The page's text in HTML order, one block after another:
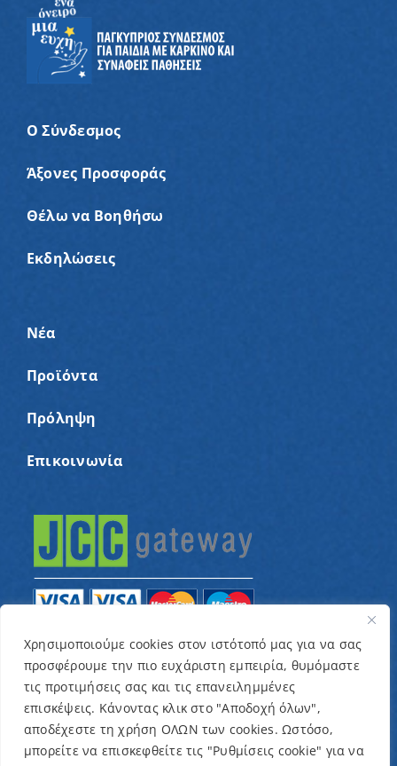
Χρησιμοποιούμε cookies στον ιστότοπό μας για να σας
προσφέρουμε την πιο ευχάριστη εμπειρία, θυμόμαστε
τις προτιμήσεις σας και τις επανειλημμένες
επισκέψεις. Κάνοντας κλικ στο "Αποδοχή όλων",
αποδέχεστε τη χρήση ΟΛΩΝ των cookies. Ωστόσο,
μπορείτε να επισκεφθείτε τις "Ρυθμίσεις cookie" για να
Ο Σύνδεσμος
Άξονες Προσφοράς
Θέλω να Βοηθήσω
Εκδηλώσεις
Νέα
Προϊόντα
Πρόληψη
Επικοινωνία
© Copyright 2022 – Παγκύπριος Σύνδεσμος για
παιδιά με καρκίνο και συναφείς παθήσεις «Ένα
Όνειρο Μια Ευχή» / Designed & Developed byNETinfo
Plc